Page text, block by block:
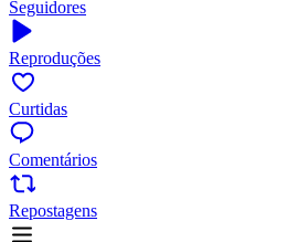
Seguidores
Reproduções
Curtidas
Comentários
Repostagens